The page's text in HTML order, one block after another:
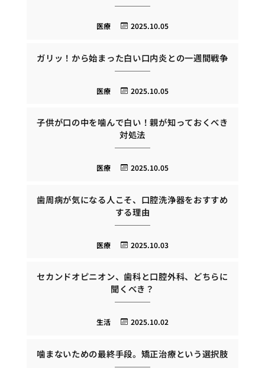
2025.10.05
医療
ガリッ！から始まった白い口内炎との一週間戦争
2025.10.05
医療
子供が口の中を噛んで白い！親が知っておくべき
対処法
2025.10.05
医療
歯周病が気になる人こそ、口腔洗浄器をおすすめ
する理由
2025.10.03
医療
セカンドオピニオン、歯科と口腔外科、どちらに
聞くべき？
2025.10.02
生活
噛まないための最終手段。矯正治療という選択肢